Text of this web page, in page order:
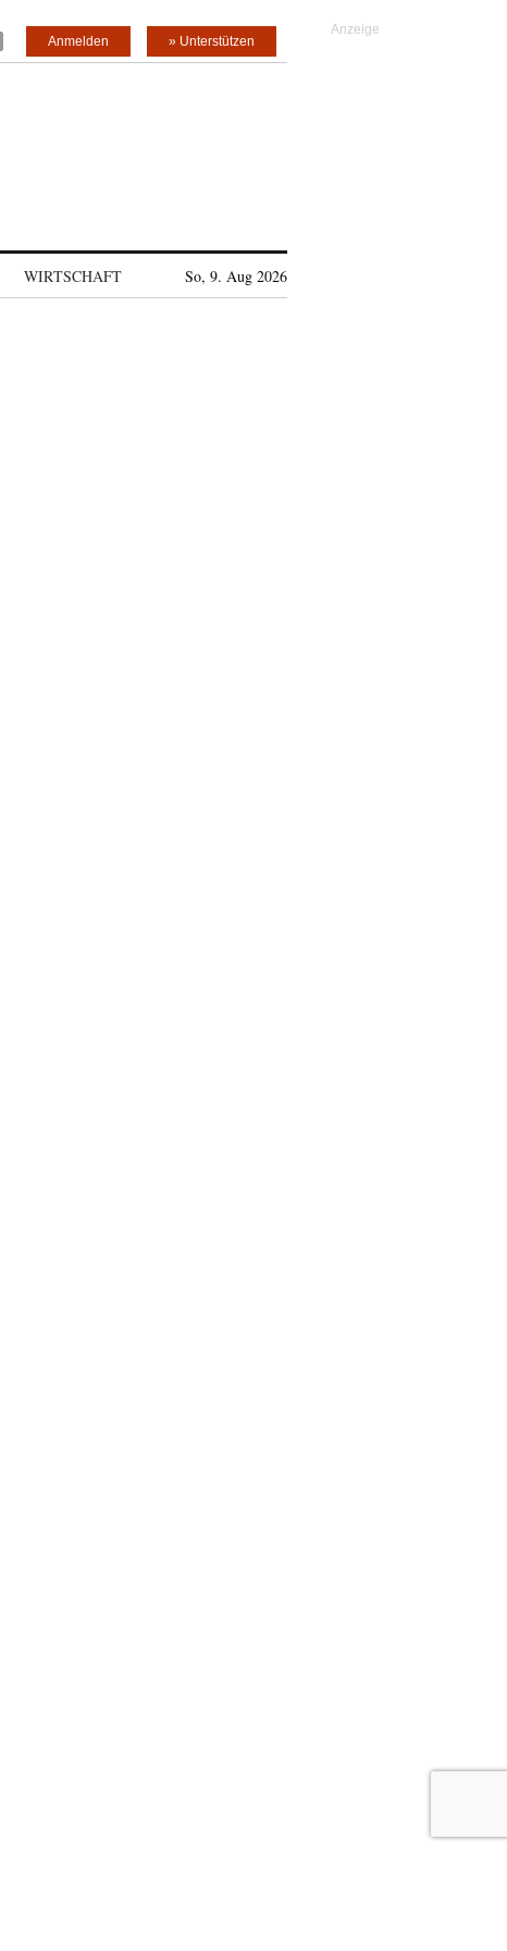
» Unterstützen
Anmelden
WIRTSCHAFT So, 9. Aug 2026